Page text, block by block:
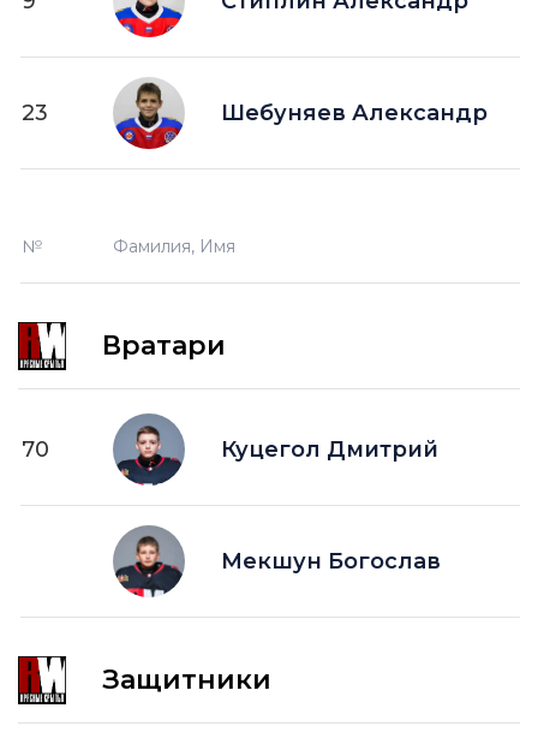
23 Шебуняев Александр
№ Фамилия, Имя
Вратари
70 Куцегол Дмитрий
Мекшун Богослав
Защитники